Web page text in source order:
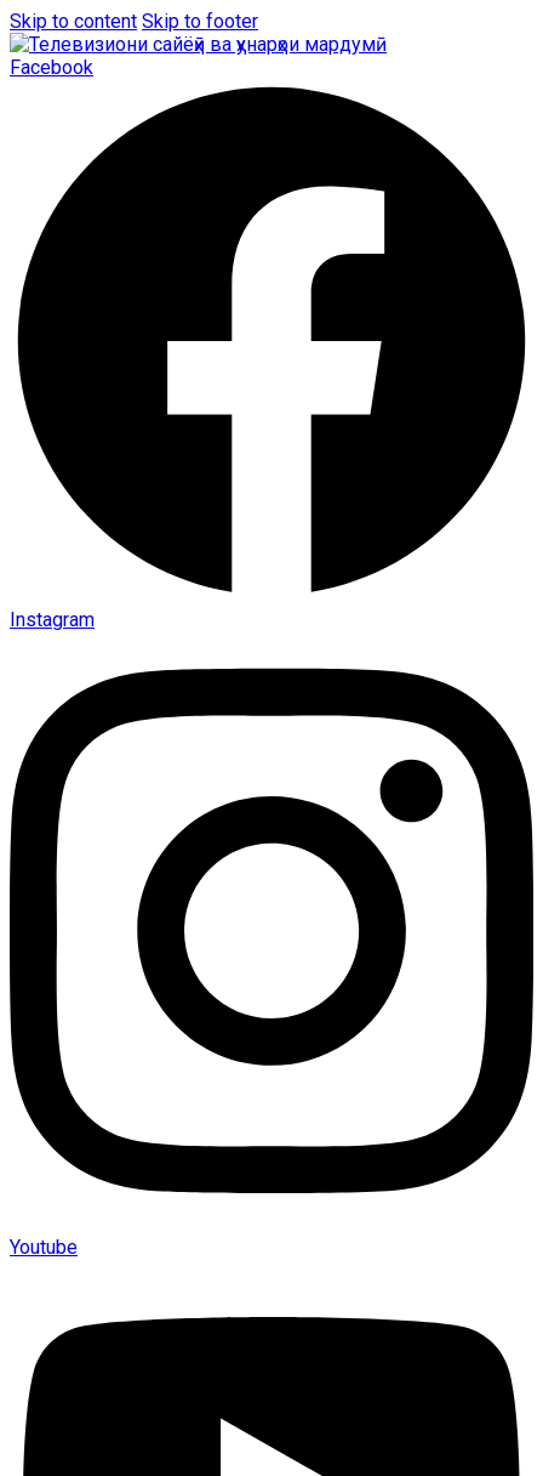
Skip to content Skip to footer
Facebook
Instagram
Youtube